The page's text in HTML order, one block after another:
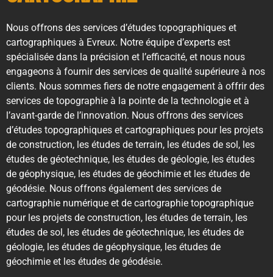
Nous offrons des services d’études topographiques et
cartographiques à Evreux. Notre équipe d’experts est
spécialisée dans la précision et l’efficacité, et nous nous
engageons à fournir des services de qualité supérieure à nos
clients. Nous sommes fiers de notre engagement à offrir des
services de topographie à la pointe de la technologie et à
l’avant-garde de l’innovation. Nous offrons des services
d’études topographiques et cartographiques pour les projets
de construction, les études de terrain, les études de sol, les
études de géotechnique, les études de géologie, les études
de géophysique, les études de géochimie et les études de
géodésie. Nous offrons également des services de
cartographie numérique et de cartographie topographique
pour les projets de construction, les études de terrain, les
études de sol, les études de géotechnique, les études de
géologie, les études de géophysique, les études de
géochimie et les études de géodésie.